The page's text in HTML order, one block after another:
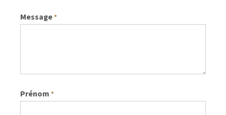
Message*
Prénom *